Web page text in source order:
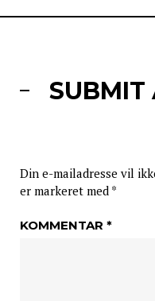
SUBMIT
Din e-mailadresse vil
er markeret med *
KOMMENTAR *